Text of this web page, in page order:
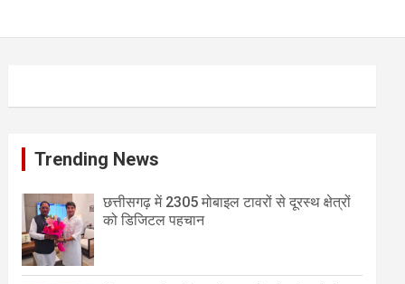
Trending News
छत्तीसगढ़ में 2305 मोबाइल टावरों से दूरस्थ क्षेत्रों
को डिजिटल पहचान